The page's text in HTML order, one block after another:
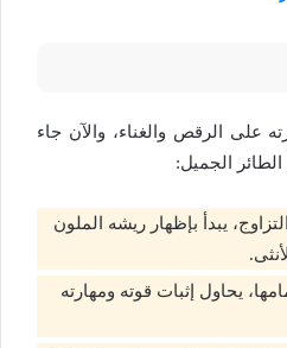
على الرقص والغناء، والآن جاء
الجميل:
يبدأ بإظهار ريشه الملون
يحاول إثبات قوته ومهارته